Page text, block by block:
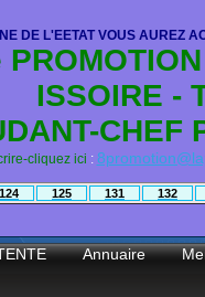
DE L'EETAT VOUS AUREZ
-
CHEF
cliquez ici :
124 125 131 132
Annuaire